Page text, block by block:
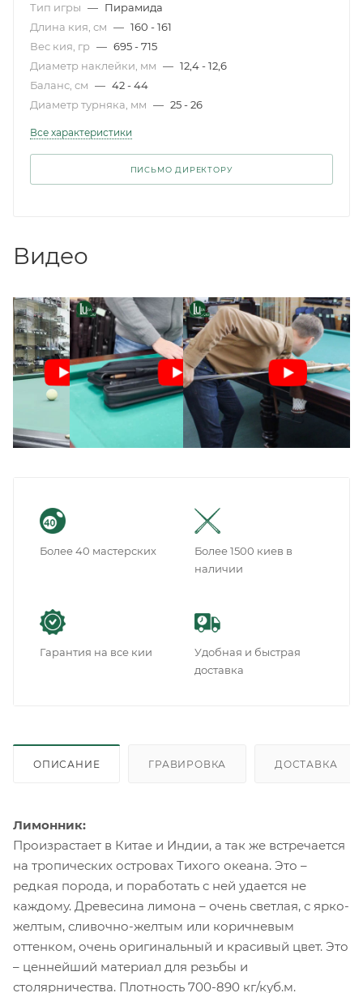
Тип игры — Пирамида
Длина кия, см — 160 - 161
Вес кия, гр — 695 - 715
Диаметр наклейки, мм — 12,4 - 12,6
Баланс, см — 42 - 44
Диаметр турняка, мм — 25 - 26
Все характеристики
ПИСЬМО ДИРЕКТОРУ
Видео
Более 40 мастерских
Более 1500 киев в
наличии
Гарантия на все кии
Удобная и быстрая
доставка
ОПИСАНИЕ ГРАВИРОВКА ДОСТАВКА
Лимонник:
Произрастает в Китае и Индии, а так же встречается
на тропических островах Тихого океана. Это –
редкая порода, и поработать с ней удается не
каждому. Древесина лимона – очень светлая, с ярко-
желтым, сливочно-желтым или коричневым
оттенком, очень оригинальный и красивый цвет. Это
– ценнейший материал для резьбы и
столярничества. Плотность 700-890 кг/куб.м.